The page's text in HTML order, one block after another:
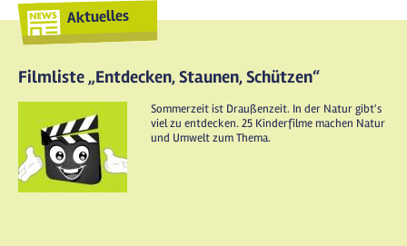
Aktuelles
Filmliste „Entdecken, Staunen, Schützen“
Sommerzeit ist Draußenzeit. In der Natur gibt's
viel zu entdecken. 25 Kinderfilme machen Natur
und Umwelt zum Thema.